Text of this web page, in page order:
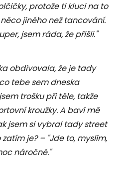
protože ti kluci na to
jiného než tancování.
jsem ráda, že přišli."
obdivovala, že je tady
tebe sem dneska
trošku při těle, takže
kroužky. A baví mě
jsem si vybral tady street
je? – "Jde to, myslím,
náročné."